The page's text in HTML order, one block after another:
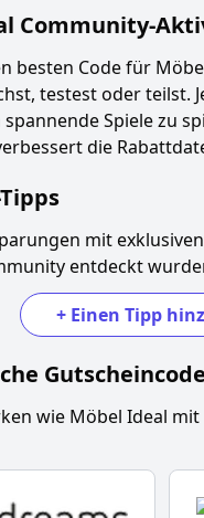
Community-
besten Code für
testest oder teilst.
Spiele zu
die
mit exklusiven
entdeckt
+ Einen Tipp
wie Möbel Ideal mit